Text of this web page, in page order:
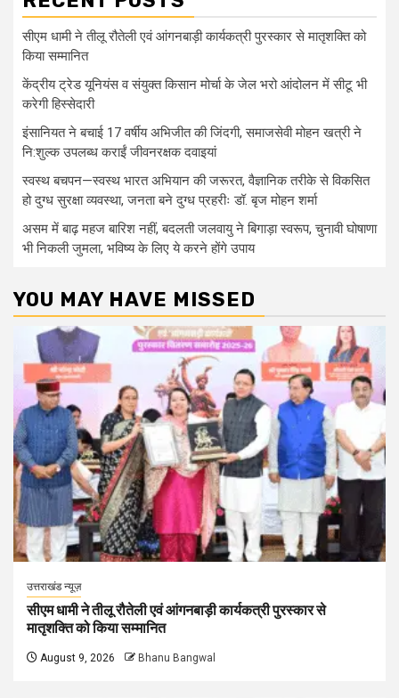
सीएम धामी ने तीलू रौतेली एवं आंगनबाड़ी कार्यकत्री पुरस्कार से मातृशक्ति को
किया सम्मानित
केंद्रीय ट्रेड यूनियंस व संयुक्त किसान मोर्चा के जेल भरो आंदोलन में सीटू भी
करेगी हिस्सेदारी
इंसानियत ने बचाई 17 वर्षीय अभिजीत की जिंदगी, समाजसेवी मोहन खत्री ने
नि:शुल्क उपलब्ध कराईं जीवनरक्षक दवाइयां
स्वस्थ बचपन—स्वस्थ भारत अभियान की जरूरत, वैज्ञानिक तरीके से विकसित
हो दुग्ध सुरक्षा व्यवस्था, जनता बने दुग्ध प्रहरीः डॉ. बृज मोहन शर्मा
असम में बाढ़ महज बारिश नहीं, बदलती जलवायु ने बिगाड़ा स्वरूप, चुनावी घोषाणा
भी निकली जुमला, भविष्य के लिए ये करने होंगे उपाय
YOU MAY HAVE MISSED
उत्तराखंड न्यूज़
सीएम धामी ने तीलू रौतेली एवं आंगनबाड़ी कार्यकत्री पुरस्कार से
मातृशक्ति को किया सम्मानित
August 9, 2026 Bhanu Bangwal